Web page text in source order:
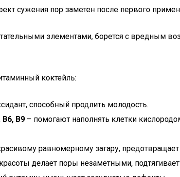
сужения пор заметен после первого
элементами, борется с вредным
коктейль:
способный продлить молодость.
В6, В9 – помогают наполнять клетки
равномерному загару,
делает поры незаметными,